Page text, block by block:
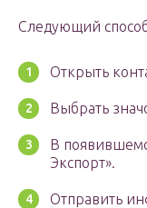
Следующий
Открыть
Выбрать
В
Экспорт».
Отправить